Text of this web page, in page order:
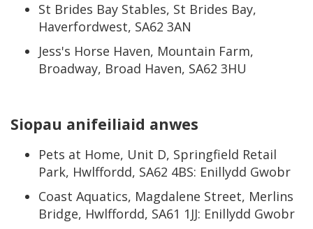
St Brides Bay Stables, St Brides Bay,
Haverfordwest, SA62 3AN
Jess's Horse Haven, Mountain Farm,
Broadway, Broad Haven, SA62 3HU
Siopau anifeiliaid anwes
Pets at Home, Unit D, Springfield Retail
Park, Hwlffordd, SA62 4BS: Enillydd Gwobr
Coast Aquatics, Magdalene Street, Merlins
Bridge, Hwlffordd, SA61 1JJ: Enillydd Gwobr